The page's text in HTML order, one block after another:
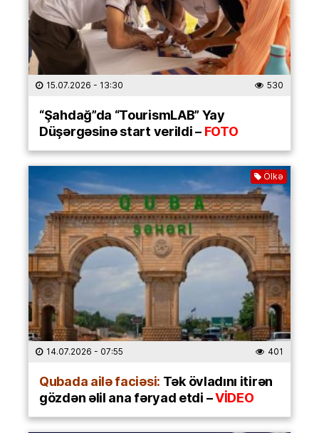
15.07.2026 - 13:30 530
“Şahdağ”da “TourismLAB” Yay
Düşərgəsinə start verildi –FOTO
Ölkə
14.07.2026 - 07:55 401
Qubada ailə faciəsi: Tək övladını itirən
gözdən əlil ana fəryad etdi –VİDEO